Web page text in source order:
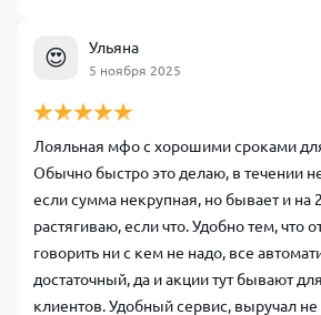
😍 Ульяна
5 ноября 2025
Лояльная мфо с хорошими сроками
Обычно быстро это делаю, в течении
если сумма некрупная, но бывает и на
растягиваю, если что. Удобно тем, что
говорить ни с кем не надо, все
достаточный, да и акции тут бывают
клиентов. Удобный сервис, выручал не